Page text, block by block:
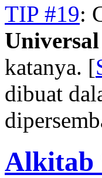
TIP #19:
Universal
katanya. [
dibuat
Alkitab